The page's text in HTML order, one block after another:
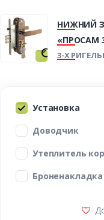
НИЖНИЙ
«ПРОСАМ
3-Х
Установка
Доводчик
Утеплитель
Броненакладка